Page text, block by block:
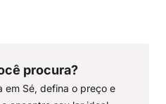
procura?
em Sé, defina o preço e